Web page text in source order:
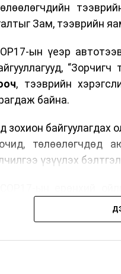
Зам, тээврийн
ын үеэр
, тээврийн
байна.
зохион
төлөөлөгчдөд
үзүүлэх
сахилга бат,
нисэх буудлаас